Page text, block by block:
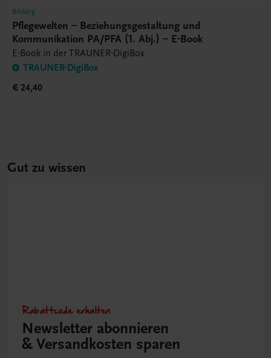
Bildung
Pflegewelten – Beziehungsgestaltung und
Kommunikation PA/PFA (1. Abj.) – E-Book
E-Book in der TRAUNER-DigiBox
TRAUNER-DigiBox
€ 24,40
Gut zu wissen
Rabattcode erhalten
Newsletter abonnieren
& Versandkosten sparen